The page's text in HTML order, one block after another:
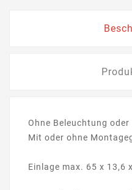
Ohne Beleuchtung
Mit oder ohne
Einlage max. 65 x 13,6